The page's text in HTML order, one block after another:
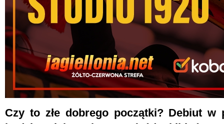
Czy to złe dobrego początki? Debiut w